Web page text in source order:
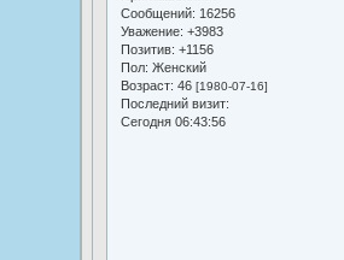
Сообщений: 16256
Уважение: +3983
Позитив: +1156
Пол: Женский
Возраст: 46 [1980-07-16]
Последний визит:
Сегодня 06:43:56